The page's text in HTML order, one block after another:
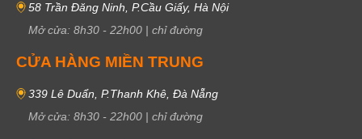
58 Trần Đăng Ninh, P.Cầu Giấy, Hà Nội
Mở cửa: 8h30 - 22h00 | chỉ đường
CỬA HÀNG MIỀN TRUNG
339 Lê Duẩn, P.Thanh Khê, Đà Nẵng
Mở cửa: 8h30 - 22h00 | chỉ đường